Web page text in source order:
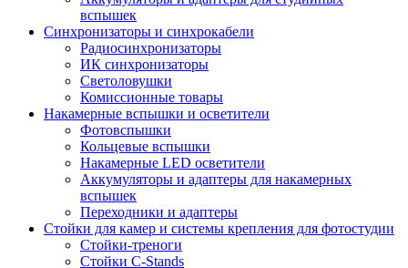
вспышек
Синхронизаторы и синхрокабели
Радиосинхронизаторы
ИК синхронизаторы
Светоловушки
Комиссионные товары
Накамерные вспышки и осветители
Фотовспышки
Кольцевые вспышки
Накамерные LED осветители
Аккумуляторы и адаптеры для накамерных
вспышек
Переходники и адаптеры
Стойки для камер и системы крепления для фотостудии
Стойки-треноги
Стойки C-Stands